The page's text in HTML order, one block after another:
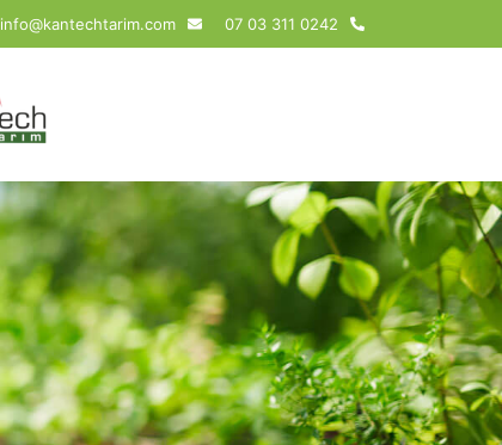
0242 311 03 07
info@kantechtarim.com